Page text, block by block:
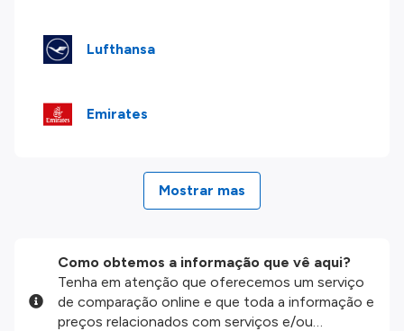
Lufthansa
Emirates
Mostrar mas
Como obtemos a informação que vê aqui?
Tenha em atenção que oferecemos um serviço
de comparação online e que toda a informação e
preços relacionados com serviços e/ou